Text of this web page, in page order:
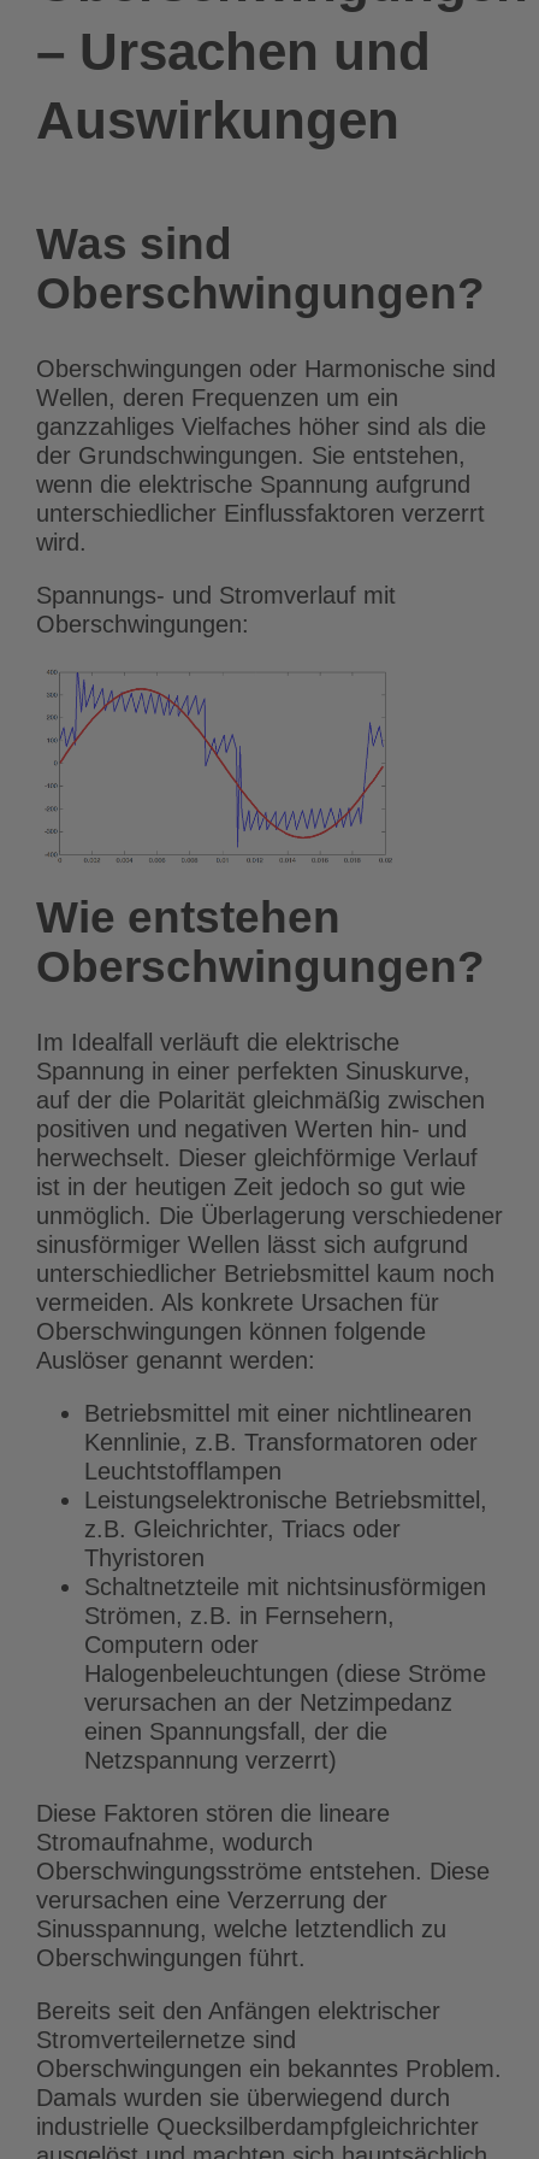
– Ursachen und
Auswirkungen
Was sind
Oberschwingungen?
Oberschwingungen oder Harmonische sind
Wellen, deren Frequenzen um ein
ganzzahliges Vielfaches höher sind als die
der Grundschwingungen. Sie entstehen,
wenn die elektrische Spannung aufgrund
unterschiedlicher Einflussfaktoren verzerrt
wird.
Spannungs- und Stromverlauf mit
Oberschwingungen:
Wie entstehen
Oberschwingungen?
Im Idealfall verläuft die elektrische
Spannung in einer perfekten Sinuskurve,
auf der die Polarität gleichmäßig zwischen
positiven und negativen Werten hin- und
herwechselt. Dieser gleichförmige Verlauf
ist in der heutigen Zeit jedoch so gut wie
unmöglich. Die Überlagerung verschiedener
sinusförmiger Wellen lässt sich aufgrund
unterschiedlicher Betriebsmittel kaum noch
vermeiden. Als konkrete Ursachen für
Oberschwingungen können folgende
Auslöser genannt werden:
Betriebsmittel mit einer nichtlinearen
Kennlinie, z.B. Transformatoren oder
Leuchtstofflampen
Leistungselektronische Betriebsmittel,
z.B. Gleichrichter, Triacs oder
Thyristoren
Schaltnetzteile mit nichtsinusförmigen
Strömen, z.B. in Fernsehern,
Computern oder
Halogenbeleuchtungen (diese Ströme
verursachen an der Netzimpedanz
einen Spannungsfall, der die
Netzspannung verzerrt)
Diese Faktoren stören die lineare
Stromaufnahme, wodurch
Oberschwingungsströme entstehen. Diese
verursachen eine Verzerrung der
Sinusspannung, welche letztendlich zu
Oberschwingungen führt.
Bereits seit den Anfängen elektrischer
Stromverteilernetze sind
Oberschwingungen ein bekanntes Problem.
Damals wurden sie überwiegend durch
industrielle Quecksilberdampfgleichrichter